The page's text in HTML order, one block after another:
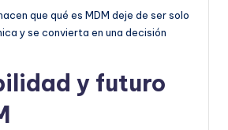
que qué es MDM deje de ser solo
y se convierta en una decisión
y futuro